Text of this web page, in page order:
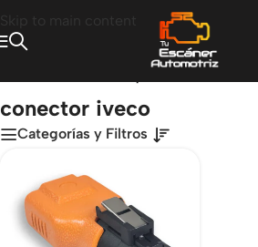
Skip to main content
conector iveco
Categorías y Filtros